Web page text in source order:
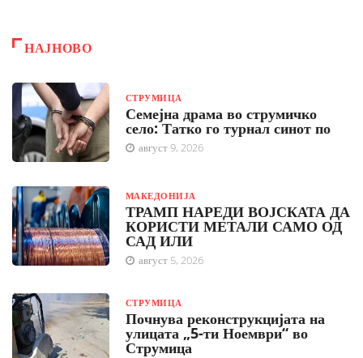
НАЈНОВО
СТРУМИЦА
Семејна драма во струмичко
село: Татко го турнал синот по
август 9, 2026
МАКЕДОНИЈА
ТРАМП НАРЕДИ ВОЈСКАТА ДА
КОРИСТИ МЕТАЛИ САМО ОД
САД ИЛИ
август 5, 2026
СТРУМИЦА
Почнува реконструкцијата на
улицата „5-ти Ноември“ во
Струмица